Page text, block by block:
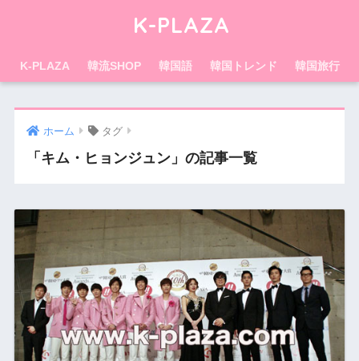
K-PLAZA
K-PLAZA 韓流SHOP 韓国語 韓国トレンド 韓国旅行
ホーム タグ
「キム・ヒョンジュン」の記事一覧